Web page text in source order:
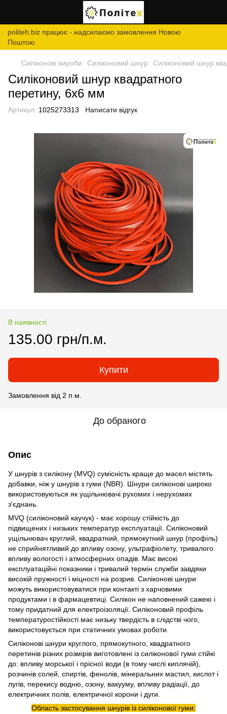
politeh.biz працює - надсилаємо замовлення Новою
Поштою
Силіконові вироби Силіконовий шнур Силіконовий шнур
Силіконовий шнур квадратного
перетину, 6х6 мм
Артикул: 1025273313 Написати відгук
В наявності
135.00 грн/п.м.
Купити
Замовлення від 2 п.м.
До обраного
Опис
У шнурів з силікону (MVQ) сумісність краще до масел містять
добавки, ніж у шнурів з гуми (NBR). Шнури силіконові широко
використовуються як ущільнювачі рухомих і нерухомих
з'єднань.
MVQ (силіконовий каучук) - має хорошу стійкість до
підвищених і низьких температур експлуатації. Силіконовий
ущільнювач круглий, квадратний, прямокутний шнур (профіль)
не сприйнятливий до впливу озону, ультрафіолету, тривалого
впливу вологості і атмосферних опадів. Має високі
експлуатаційні показники і тривалий термін служби завдяки
високій пружності і міцності на розрив. Силіконові шнури
можуть використовуватися при контакті з харчовими
продуктами і в фармацевтиці. Силікон не наповнений сажею і
тому придатний для електроізоляції. Силіконовий профіль
температуростійкості має низьку твердість в слідстві чого,
використовується при статичних умовах роботи.
Силіконові шнури круглого, прямокутного, квадратного
перетинів різних розмірів виготовлені із силіконової гуми стійкі
до: впливу морської і прісної води (в тому числі киплячій),
розчинів солей, спиртів, фенолів, мінеральних мастил, кислот і
лугів, перекису водню, озону, вакууму, впливу радіації, до
електричних полів, електричної корони і дуги.
Область застосування шнурів із силіконової гуми: